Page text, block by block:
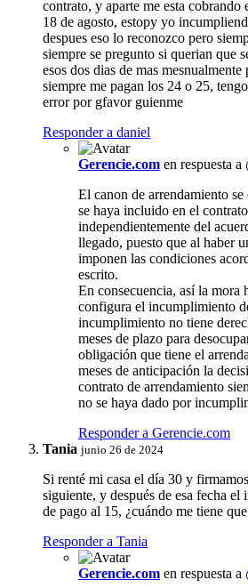
contrato, y aparte me esta cobrando
18 de agosto, estopy yo
despues eso lo reconozco pero
siempre se pregunto si querian que
esos dos dias de mas
siempre me pagan los 24 o 25,
error por gfavor guienme
Responder a daniel
Gerencie.com en respuesta a
El canon de arrendamiento
se haya incluido en el
independientemente del
llegado, puesto que al haber
imponen las condiciones
escrito.
En consecuencia, así la mora
configura el incumplimiento
incumplimiento no tiene
meses de plazo para
obligación que tiene el
meses de anticipación la
contrato de arrendamiento
no se haya dado por
Responder a Gerencie.com
Tania junio 26 de 2024
Si renté mi casa el día 30 y
siguiente, y después de esa fecha
de pago al 15, ¿cuándo me tiene
Responder a Tania
Gerencie.com en respuesta a